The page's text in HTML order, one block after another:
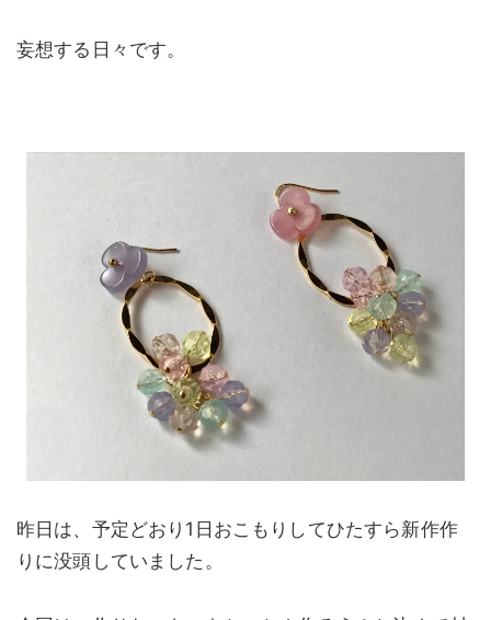
妄想する日々です。
昨日は、予定どおり1日おこもりしてひたすら新作作
りに没頭していました。